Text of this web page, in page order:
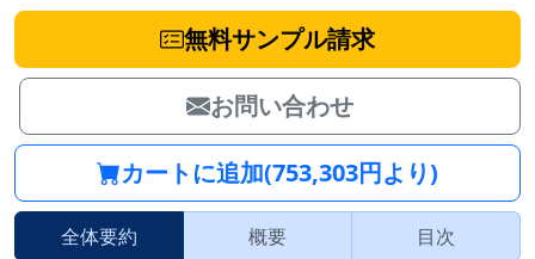
無料サンプル請求
お問い合わせ
カートに追加(753,303円より)
全体要約 概要 目次